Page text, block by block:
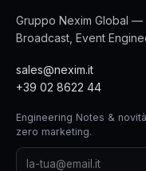
Gruppo Nexim Global —
Broadcast, Event
sales@nexim.it
+39 02 8622 44
Engineering Notes &
zero marketing.